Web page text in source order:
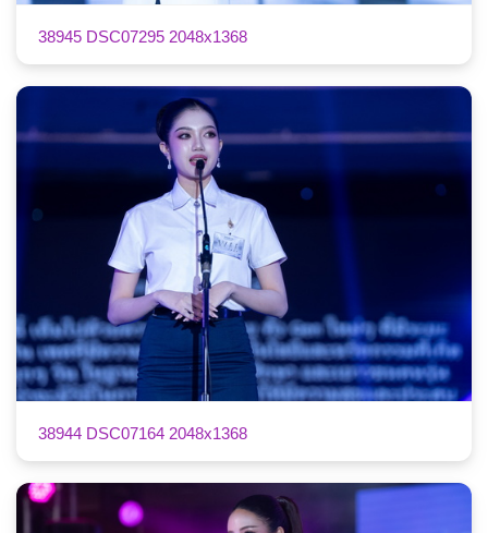
38945 DSC07295 2048x1368
38944 DSC07164 2048x1368